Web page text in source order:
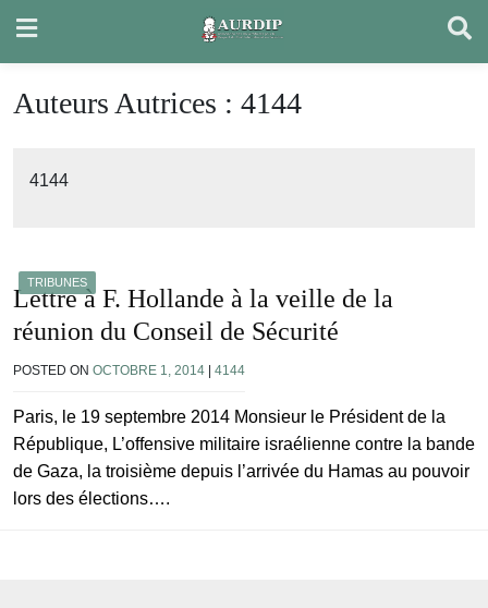
content
Auteurs Autrices : 4144
4144
TRIBUNES
Lettre à F. Hollande à la veille de la
réunion du Conseil de Sécurité
POSTED ON OCTOBRE 1, 2014 4144
Paris, le 19 septembre 2014 Monsieur le Président de la
République, L’offensive militaire israélienne contre la bande
de Gaza, la troisième depuis l’arrivée du Hamas au pouvoir
lors des élections….